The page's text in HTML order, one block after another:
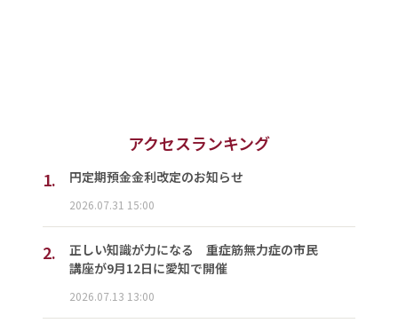
アクセスランキング
1.
円定期預金金利改定のお知らせ
2026.07.31 15:00
2.
正しい知識が力になる 重症筋無力症の市民
講座が9月12日に愛知で開催
2026.07.13 13:00